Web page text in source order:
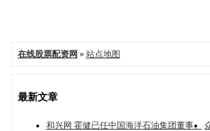
在线股票配资网 » 站点地图
最新文章
和兴网 霍健已任中国海洋石油集团董事、